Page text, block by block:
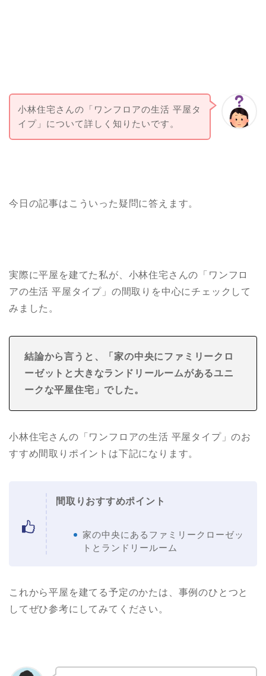
小林住宅さんの「ワンフロアの生活 平屋タ
イプ」について詳しく知りたいです。
今日の記事はこういった疑問に答えます。
実際に平屋を建てた私が、小林住宅さんの「ワンフロ
アの生活 平屋タイプ」の間取りを中心にチェックして
みました。
結論から言うと、「家の中央にファミリークロ
ーゼットと大きなランドリールームがあるユニ
ークな平屋住宅 」でした。
小林住宅さんの「ワンフロアの生活 平屋タイプ」のお
すすめ間取りポイントは下記になります。
間取りおすすめポイント
家の中央にあるファミリークローゼッ
トとランドリールーム
これから平屋を建てる予定のかたは、事例のひとつと
してぜひ参考にしてみてください。